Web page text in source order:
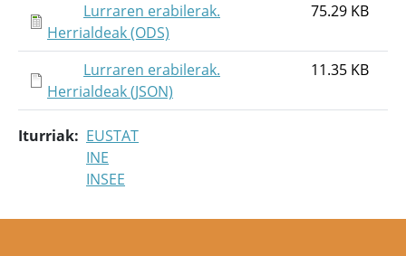
Lurraren erabilerak.
Herrialdeak (ODS)
75.29 KB
Lurraren erabilerak.
Herrialdeak (JSON)
11.35 KB
Iturriak
EUSTAT
INE
INSEE